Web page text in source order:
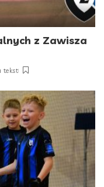
z Zawisza
tekst